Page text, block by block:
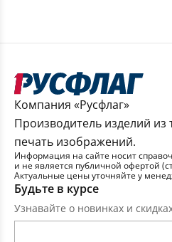
Компания «Русфлаг»
Производитель изделий из
печать изображений.
Информация на сайте носит
и не является публичной офертой
Актуальные цены уточняйте у
Будьте в курсе
Узнавайте о новинках и